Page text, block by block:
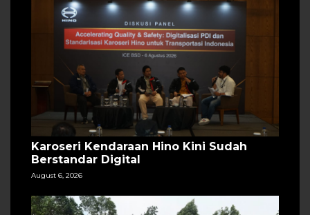
Karoseri Kendaraan Hino Kini Sudah
Berstandar Digital
August 6, 2026